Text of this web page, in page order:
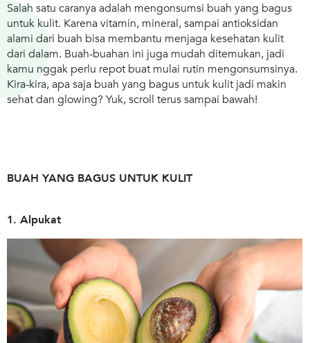
Salah satu caranya adalah mengonsumsi buah yang bagus
untuk kulit. Karena vitamin, mineral, sampai antioksidan
alami dari buah bisa membantu menjaga kesehatan kulit
dari dalam. Buah-buahan ini juga mudah ditemukan, jadi
kamu nggak perlu repot buat mulai rutin mengonsumsinya.
Kira-kira, apa saja buah yang bagus untuk kulit jadi makin
sehat dan glowing? Yuk, scroll terus sampai bawah!
BUAH YANG BAGUS UNTUK KULIT
1. Alpukat